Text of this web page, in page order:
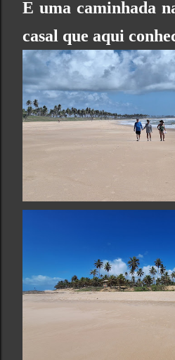
E uma caminhada
casal que aqui